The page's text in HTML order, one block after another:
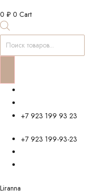
0 ₽ 0 Cart
Поиск
товаров
+7 923 199 93 23
+7 923 199-93-23
Liranna